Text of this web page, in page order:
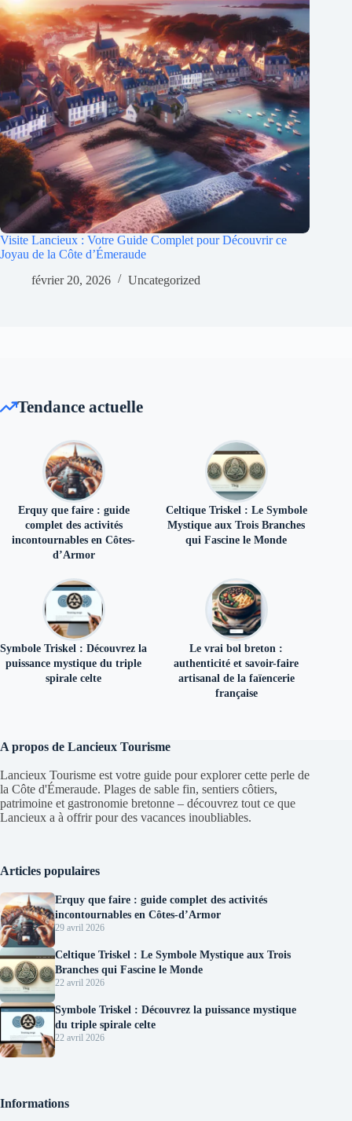
Visite Lancieux : Votre Guide Complet pour Découvrir ce
Joyau de la Côte d’Émeraude
février 20, 2026
Uncategorized
Tendance actuelle
Erquy que faire : guide
complet des activités
incontournables en Côtes-
d’Armor
Celtique Triskel : Le Symbole
Mystique aux Trois Branches
qui Fascine le Monde
Symbole Triskel : Découvrez la
puissance mystique du triple
spirale celte
Le vrai bol breton :
authenticité et savoir-faire
artisanal de la faïencerie
française
A propos de Lancieux Tourisme
Lancieux Tourisme est votre guide pour explorer cette perle de
la Côte d'Émeraude. Plages de sable fin, sentiers côtiers,
patrimoine et gastronomie bretonne – découvrez tout ce que
Lancieux a à offrir pour des vacances inoubliables.
Articles populaires
Erquy que faire : guide complet des activités
incontournables en Côtes-d’Armor
29 avril 2026
Celtique Triskel : Le Symbole Mystique aux Trois
Branches qui Fascine le Monde
22 avril 2026
Symbole Triskel : Découvrez la puissance mystique
du triple spirale celte
22 avril 2026
Informations